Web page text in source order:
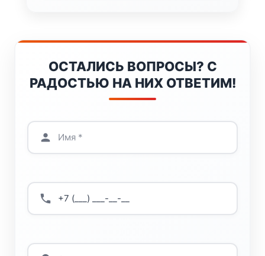
ОСТАЛИСЬ ВОПРОСЫ? С
РАДОСТЬЮ НА НИХ ОТВЕТИМ!